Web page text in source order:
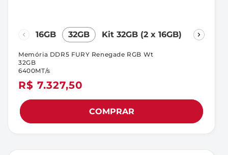
16GB 32GB Kit 32GB (2 x 16GB) Kit
Preço
normal
R$ 7.327,50
Memória DDR5 FURY Renegade RGB Wt
32GB
6400MT/s
COMPRAR